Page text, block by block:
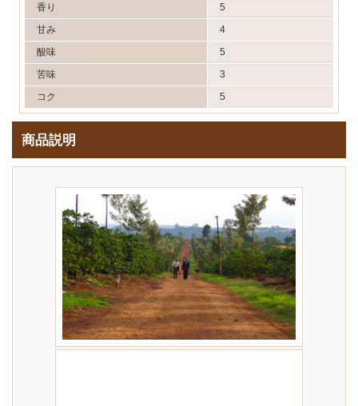
香り
5
甘み
4
酸味
5
苦味
3
コク
5
商品説明